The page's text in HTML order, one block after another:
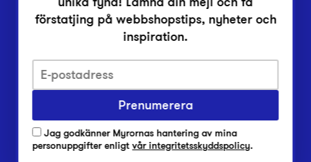
Integritetsskyddspolicy
Har du frågor om onlineköp, leverans eller retur?
Har du frågor om vår verksamhet?
Vanliga frågor om Myrorna
förstatjing på webbshopstips, nyheter och
inspiration.
Prenumerera
Jag godkänner Myrornas hantering av mina
personuppgifter enligtvår integritetsskyddspolicy.